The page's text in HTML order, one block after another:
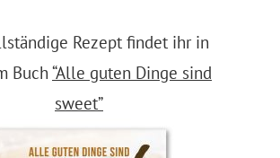
Rezept findet ihr in
Buch “Alle guten Dinge sind
sweet”